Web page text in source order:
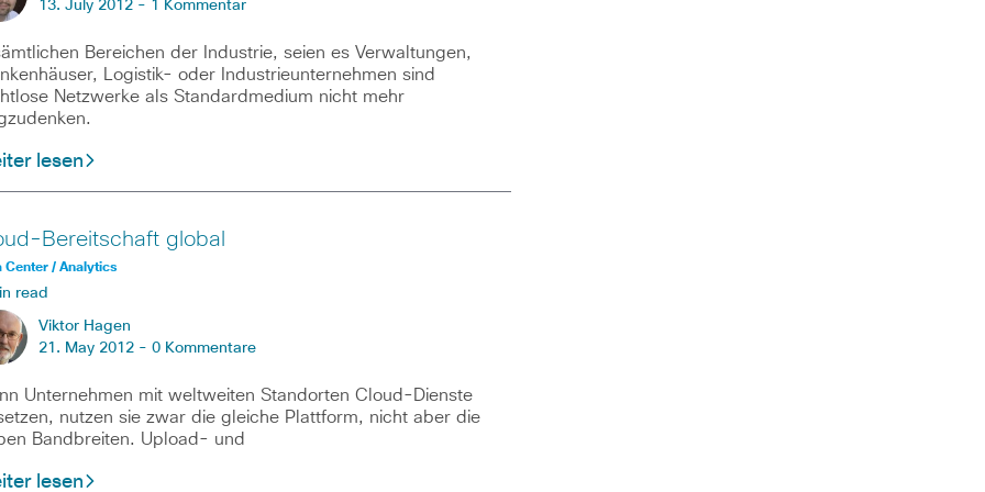
13. July 2012 - 1 Kommentar
Bereichen der Industrie, seien es Verwaltungen,
Logistik- oder Industrieunternehmen sind
Netzwerke als Standardmedium nicht mehr
lesen
Bereitschaft global
Center / Analytics
read
Viktor Hagen
21. May 2012 - 0 Kommentare
Unternehmen mit weltweiten Standorten Cloud-Dienste
nutzen sie zwar die gleiche Plattform, nicht aber die
Bandbreiten. Upload- und
lesen